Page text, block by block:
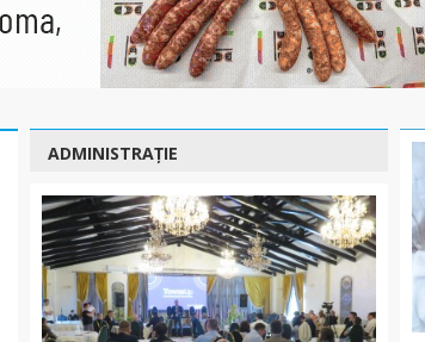
ADMINISTRAȚIE